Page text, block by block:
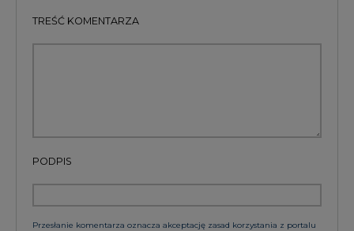
TREŚĆ KOMENTARZA
PODPIS
Przesłanie komentarza oznacza akceptację zasad korzystania z portalu